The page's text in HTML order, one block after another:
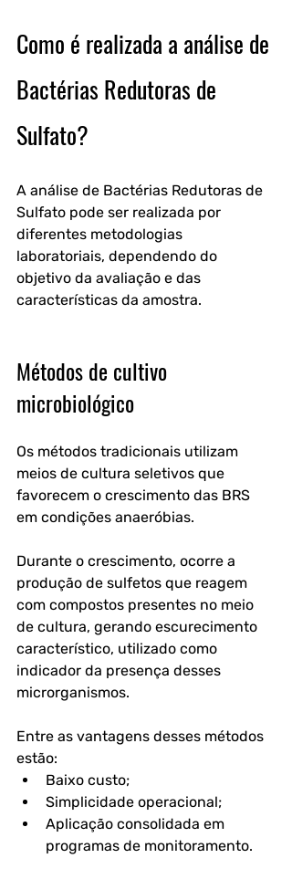
Como é realizada a análise de
Bactérias Redutoras de
Sulfato?
A análise de Bactérias Redutoras de
Sulfato pode ser realizada por
diferentes metodologias
laboratoriais, dependendo do
objetivo da avaliação e das
características da amostra.
Métodos de cultivo
microbiológico
Os métodos tradicionais utilizam
meios de cultura seletivos que
favorecem o crescimento das BRS
em condições anaeróbias.
Durante o crescimento, ocorre a
produção de sulfetos que reagem
com compostos presentes no meio
de cultura, gerando escurecimento
característico, utilizado como
indicador da presença desses
microrganismos.
Entre as vantagens desses métodos
estão:
Baixo custo;
Simplicidade operacional;
Aplicação consolidada em
programas de monitoramento.